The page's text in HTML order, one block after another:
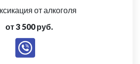
от алкоголя
от 3 500 руб.